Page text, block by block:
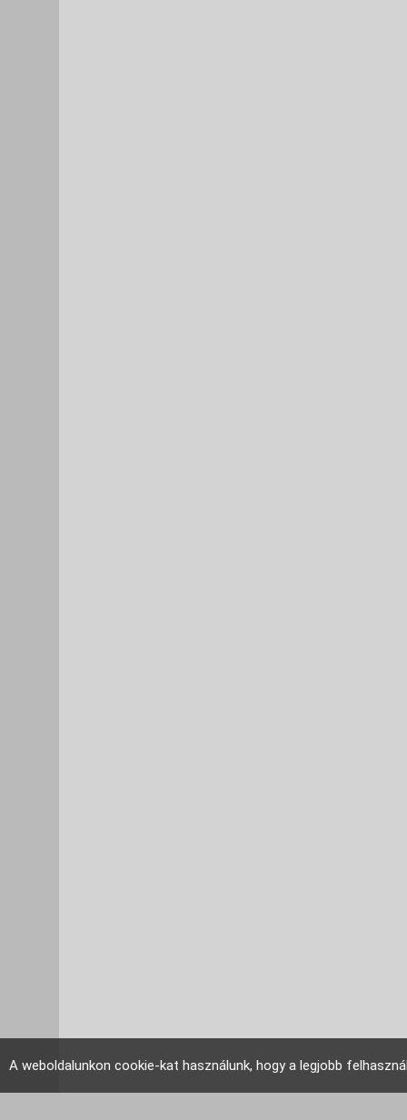
A weboldalunkon cookie-kat használunk, hogy a legjobb